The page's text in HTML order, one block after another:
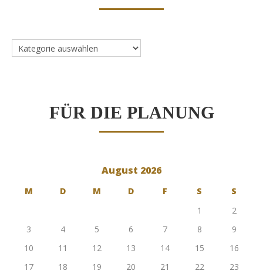
Dienstleister
FÜR DIE PLANUNG
August 2026
M D M D F S
S
1
2
3
4 5 6 7 8
9
10
11 12 13 14 15
16
17
18 19 20 21 22
23